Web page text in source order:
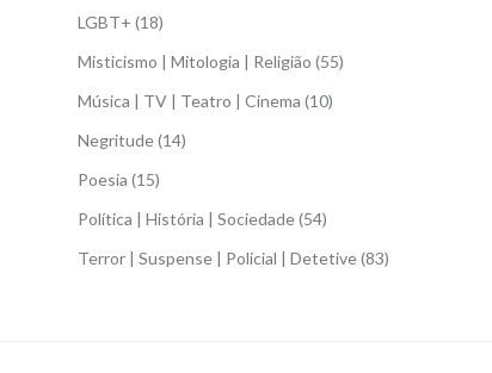
LGBT+ (18)
Misticismo | Mitologia | Religião (55)
Música | TV | Teatro | Cinema (10)
Negritude(14)
Poesia (15)
Política | História | Sociedade(54)
Terror | Suspense | Policial | Detetive(83)